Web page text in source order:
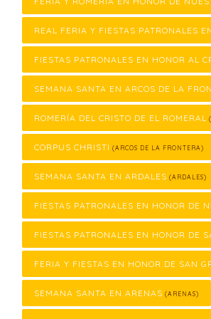
REAL FERIA Y FIESTAS PATRONALES
FIESTAS PATRONALES EN HONOR AL
SEMANA SANTA EN ARCOS DE LA
ROMERÍA DEL CRISTO DE EL ROMERAL
CORPUS CHRISTI (ARCOS DE LA FRONTERA)
SEMANA SANTA EN ARDALES (ARDALES)
FIESTAS PATRONALES EN HONOR DE
FIESTAS PATRONALES EN HONOR DE
FERIA Y FIESTAS EN HONOR DE SAN
SEMANA SANTA EN ARENAS (ARENAS)